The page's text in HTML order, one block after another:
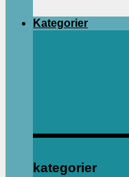
Kategorier
kategorier